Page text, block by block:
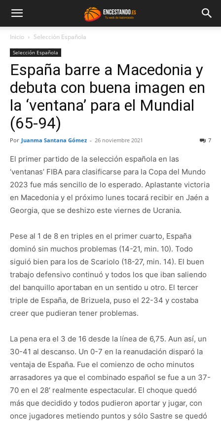
Inicio Selección Española
Selección Española
España barre a Macedonia y
debuta con buena imagen en
la ‘ventana’ para el Mundial
(65-94)
Por Juanma Santana Gómez - 26 noviembre 2021 7
El primer partido de la selección española en las
‘ventanas’ FIBA para clasificarse para la Copa del Mundo
2023 fue más sencillo de lo esperado. Aplastante victoria
en Macedonia y el próximo lunes tocará recibir en Jaén a
Georgia, que se deshizo este viernes de Ucrania.
Pese al 1 de 8 en triples en el primer cuarto, España
dominó sin muchos problemas (14-21, min. 10). Todo
siguió bien para los de Scariolo (18-27, min. 14). El buen
trabajo defensivo continuó y todos los que iban saliendo
del banquillo aportaban en un sentido u otro. El tercer
triple de España, de Brizuela, puso el 22-34 y costaba
creer que pudieran tener problemas.
La pena era el 3 de 16 desde la línea de 6,75. Aun así, un
30-41 al descanso. Un 0-7 en la reanudación disparó la
ventaja de España. Fue el comienzo de ocho minutos
arrasadores ya que el combinado español se fue a un 37-
70 en el 28′ realmente espectacular. El choque quedó
más que decidido y todos pudieron aportar y jugar, con
once jugadores metiendo puntos y sólo Sastre se quedó